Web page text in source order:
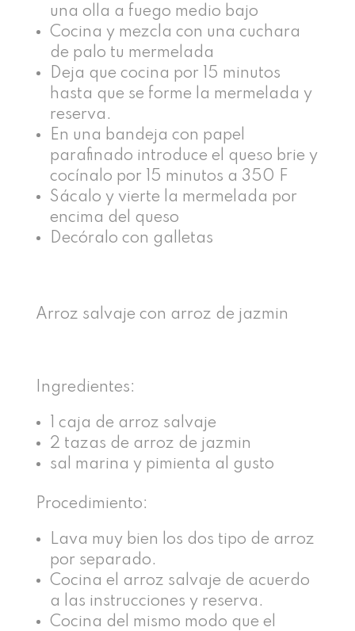
una olla a fuego medio bajo
Cocina y mezcla con una cuchara
de palo tu mermelada
Deja que cocina por 15 minutos
hasta que se forme la mermelada y
reserva.
En una bandeja con papel
parafinado introduce el queso brie y
cocínalo por 15 minutos a 350 F
Sácalo y vierte la mermelada por
encima del queso
Decóralo con galletas
Arroz salvaje con arroz de jazmin
Ingredientes:
1 caja de arroz salvaje
2 tazas de arroz de jazmin
sal marina y pimienta al gusto
Procedimiento:
Lava muy bien los dos tipo de arroz
por separado.
Cocina el arroz salvaje de acuerdo
a las instrucciones y reserva.
Cocina del mismo modo que el